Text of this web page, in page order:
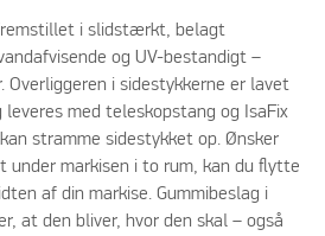
i slidstærkt, belagt
og UV-bestandigt –
Overliggeren i sidestykkerne er lavet
leveres med teleskopstang og IsaFix
stramme sidestykket op. Ønsker
under markisen i to rum, kan du flytte
af din markise. Gummibeslag i
at den bliver, hvor den skal – også